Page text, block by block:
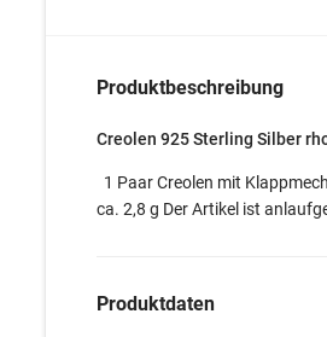
Produktbeschreibung
Creolen 925 Sterling Silber
1 Paar Creolen mit
ca. 2,8 g Der Artikel ist
Produktdaten